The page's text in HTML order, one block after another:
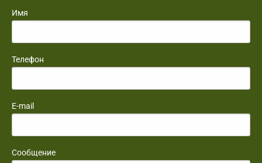
Имя
Телефон
E-mail
Сообщение